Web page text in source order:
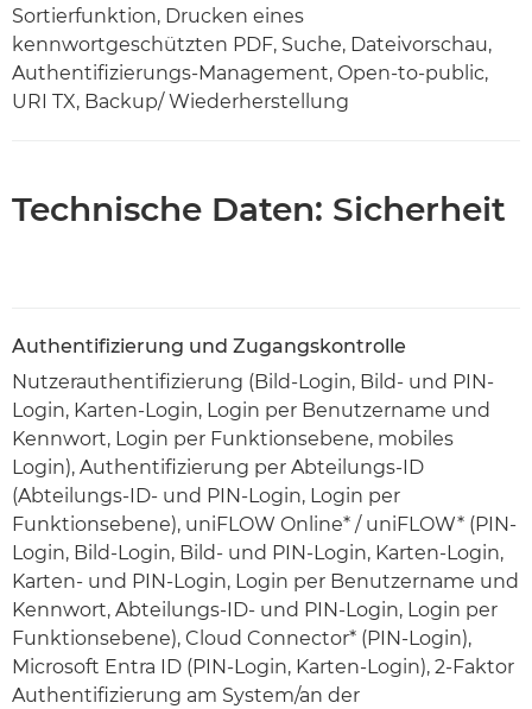
Sortierfunktion, Drucken eines
kennwortgeschützten PDF, Suche, Dateivorschau,
Authentifizierungs-Management, Open-to-public,
URI TX, Backup/ Wiederherstellung
Technische Daten: Sicherheit
Authentifizierung und Zugangskontrolle
Nutzerauthentifizierung (Bild-Login, Bild- und PIN-
Login, Karten-Login, Login per Benutzername und
Kennwort, Login per Funktionsebene, mobiles
Login), Authentifizierung per Abteilungs-ID
(Abteilungs-ID- und PIN-Login, Login per
Funktionsebene), uniFLOW Online* / uniFLOW* (PIN-
Login, Bild-Login, Bild- und PIN-Login, Karten-Login,
Karten- und PIN-Login, Login per Benutzername und
Kennwort, Abteilungs-ID- und PIN-Login, Login per
Funktionsebene), Cloud Connector* (PIN-Login),
Microsoft Entra ID (PIN-Login, Karten-Login), 2-Faktor
Authentifizierung am System/an der